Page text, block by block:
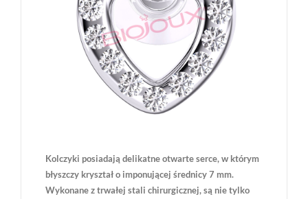
Kolczyki posiadają delikatne otwarte serce, w którym
błyszczy kryształ o imponującej średnicy 7 mm.
Wykonane z trwałej stali chirurgicznej, są nie tylko